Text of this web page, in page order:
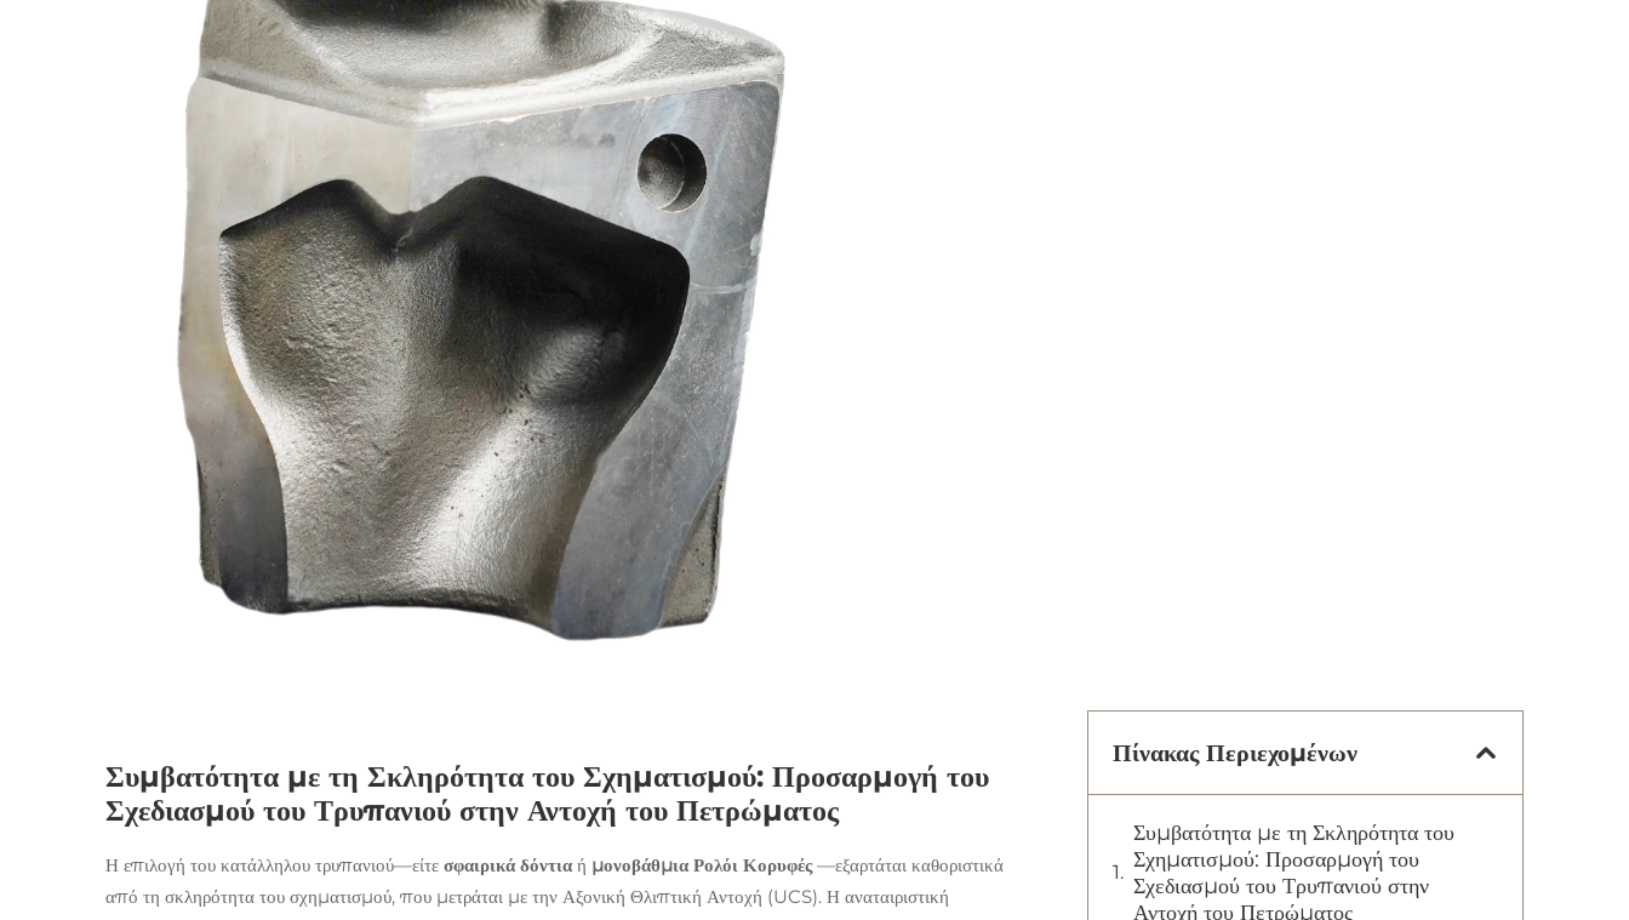
Συμβατότητα με τη Σκληρότητα του Σχηματισμού: Προσαρμογή του
Σχεδιασμού του Τρυπανιού στην Αντοχή του Πετρώματος
Η επιλογή του κατάλληλου τρυπανιού—είτε σφαιρικά δόντια ή μονοβάθμια Ρολόι Κορυφές—εξαρτάται καθοριστικά
από τη σκληρότητα του σχηματισμού, που μετράται με την Αξονική Θλιπτική Αντοχή (UCS). Η αναταιριστική
Πίνακας Περιεχομένων
Συμβατότητα με τη Σκληρότητα του
Σχηματισμού: Προσαρμογή του
Σχεδιασμού του Τρυπανιού στην
Αντοχή του Πετρώματος